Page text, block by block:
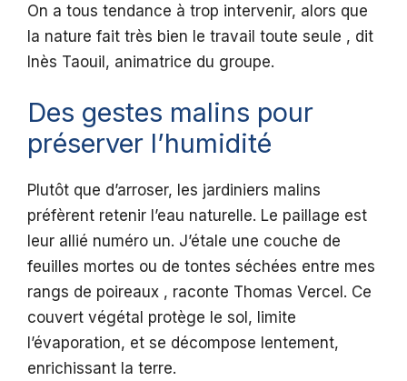
On a tous tendance à trop intervenir, alors que
la nature fait très bien le travail toute seule , dit
Inès Taouil, animatrice du groupe.
Des gestes malins pour
préserver l’humidité
Plutôt que d’arroser, les jardiniers malins
préfèrent retenir l’eau naturelle. Le paillage est
leur allié numéro un. J’étale une couche de
feuilles mortes ou de tontes séchées entre mes
rangs de poireaux , raconte Thomas Vercel. Ce
couvert végétal protège le sol, limite
l’évaporation, et se décompose lentement,
enrichissant la terre.